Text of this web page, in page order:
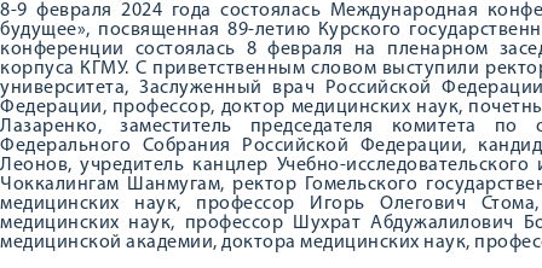
8-9 февраля 2024 года состоялась Международная
будущее», посвященная 89-летию Курского
конференции состоялась 8 февраля на пленарном
корпуса КГМУ. С приветственным словом выступили
университета, Заслуженный врач Российской
Федерации, профессор, доктор медицинских наук,
Лазаренко, заместитель председателя комитета по
Федерального Собрания Российской Федерации,
Леонов, учредитель канцлер Учебно-
Чоккалингам Шанмугам, ректор Гомельского
медицинских наук, профессор Игорь Олегович
медицинских наук, профессор Шухрат Абдужалилович
медицинской академии, доктора медицинских наук,